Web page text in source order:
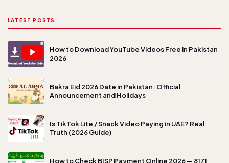
LATEST POSTS
How to Download YouTube Videos Free in Pakistan
2026
Bakra Eid 2026 Date in Pakistan: Official
Announcement and Holidays
Is TikTok Lite / Snack Video Paying in UAE? Real
Truth (2026 Guide)
How to Check BISP Payment Online 2026 — 8171